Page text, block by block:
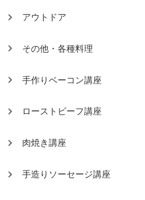
アウトドア
その他・各種料理
手作りベーコン講座
ローストビーフ講座
肉焼き講座
手造りソーセージ講座